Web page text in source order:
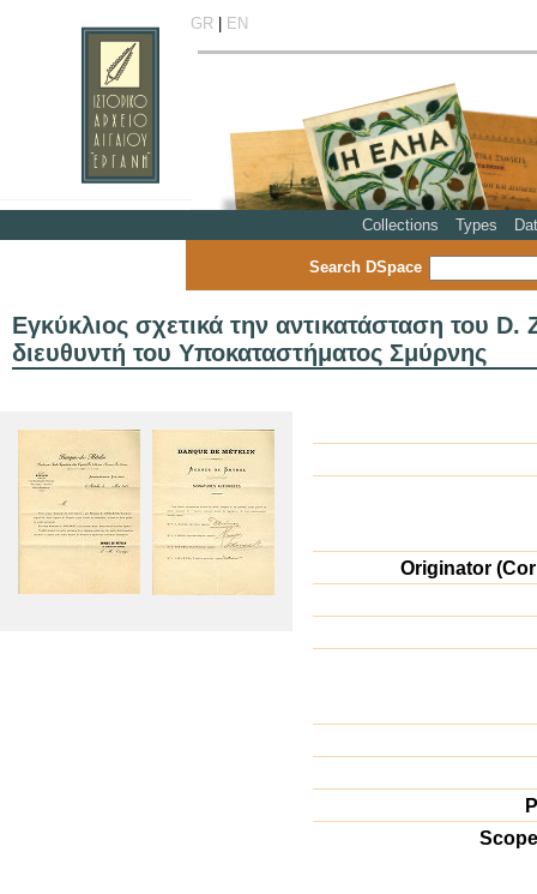
GR| EN
Collections Types
Search DSpace
Εγκύκλιος σχετικά την αντικατάσταση του
διευθυντή του Υποκαταστήματος Σμύρνης
Originator